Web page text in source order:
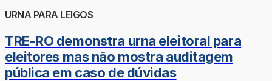
URNA PARA LEIGOS
TRE-RO demonstra urna eleitoral para
eleitores mas não mostra auditagem
pública em caso de dúvidas